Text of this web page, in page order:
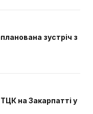
зустріч з
на Закарпатті у